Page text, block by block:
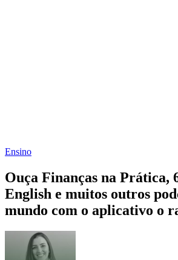
Ensino
Ouça Finanças na Prática,
English e muitos outros
mundo com o aplicativo o